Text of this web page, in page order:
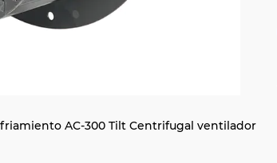
AC-300 Tilt Centrifugal ventilador